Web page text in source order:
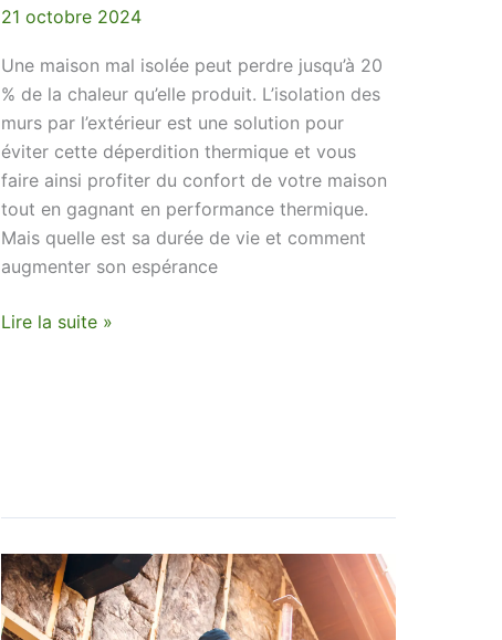
21 octobre 2024
Une maison mal isolée peut perdre jusqu’à 20
% de la chaleur qu’elle produit. L’isolation des
murs par l’extérieur est une solution pour
éviter cette déperdition thermique et vous
faire ainsi profiter du confort de votre maison
tout en gagnant en performance thermique.
Mais quelle est sa durée de vie et comment
augmenter son espérance
maximiser
Lire la suite »
Quels
sont
les